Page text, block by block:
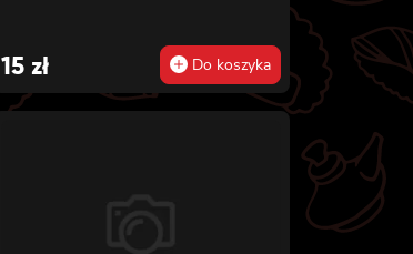
15 zł Do koszyka